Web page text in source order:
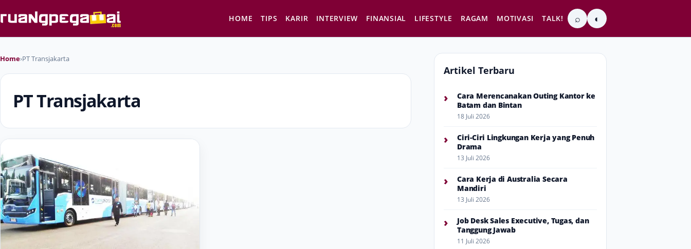
HOME TIPS KARIR INTERVIEW FINANSIAL LIFESTYLE RAGAM MOTIVASI TALK! ⌕ ◐
Home›PT Transjakarta
PT Transjakarta
Artikel Terbaru
›
Cara Merencanakan Outing Kantor ke
Batam dan Bintan
18 Juli 2026
›
Ciri-Ciri Lingkungan Kerja yang Penuh
Drama
13 Juli 2026
›
Cara Kerja di Australia Secara
Mandiri
13 Juli 2026
›
Job Desk Sales Executive, Tugas, dan
Tanggung Jawab
11 Juli 2026